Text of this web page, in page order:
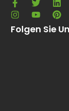
Folgen Sie